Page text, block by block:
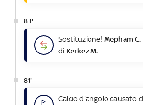
83'
Sostituzione! Mepham C.
di Kerkez M.
81'
Calcio d'angolo causato